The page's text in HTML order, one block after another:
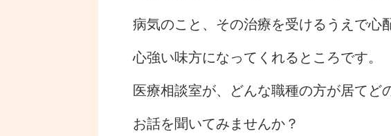
病気のこと、その治療を受けるうえで心
心強い味方になってくれるところです。
医療相談室が、どんな職種の方が居て
お話を聞いてみませんか？